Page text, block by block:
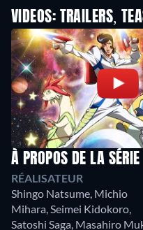
VIDEOS: TRAILERS,
À PROPOS DE LA SÉRIE
RÉALISATEUR
Shingo Natsume, Michio
Mihara,Seimei Kidokoro,
Satoshi Saga, Masahiro